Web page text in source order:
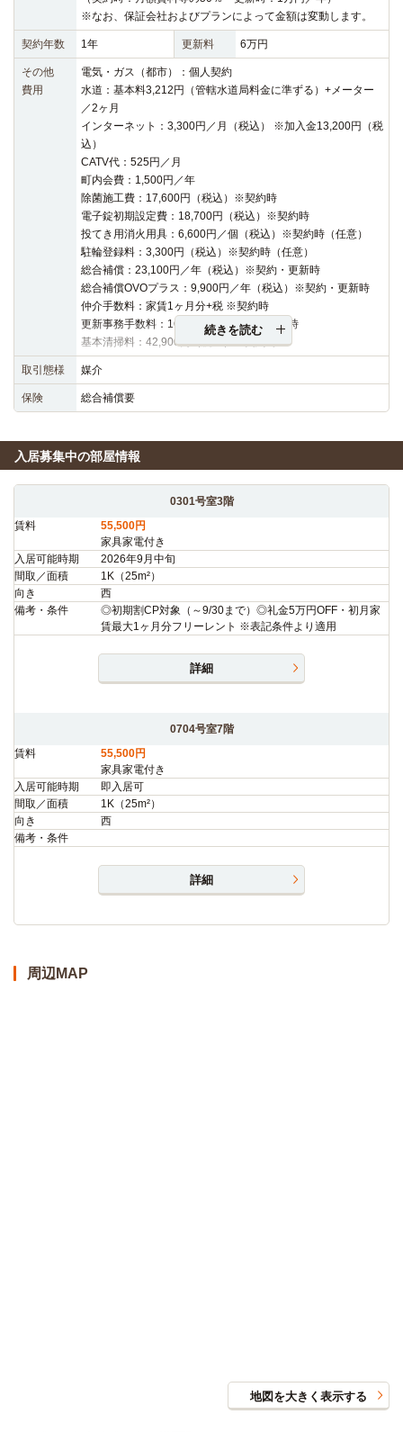
※なお、保証会社およびプランによって金額は変動します。
契約年数 1年 更新料 6万円
その他
費用
電気・ガス（都市）：個人契約
水道：基本料3,212円（管轄水道局料金に準ずる）+メーター
／2ヶ月
インターネット：3,300円／月（税込） ※加入金13,200円（税
込）
CATV代：525円／月
町内会費：1,500円／年
除菌施工費：17,600円（税込）※契約時
電子錠初期設定費：18,700円（税込）※契約時
投てき用消火用具：6,600円／個（税込）※契約時（任意）
駐輪登録料：3,300円（税込）※契約時（任意）
総合補償：23,100円／年（税込）※契約・更新時
総合補償OVOプラス：9,900円／年（税込）※契約・更新時
仲介手数料：家賃1ヶ月分+税 ※契約時
更新事務手数料：16,500円（税込）※更新時
基本清掃料：42,900円（税込）※契約時
続きを読む
取引態様 媒介
保険 総合補償要
入居募集中の部屋情報
0301号室3階
賃料
55,500円
家具家電付き
入居可能時期
2026年9月中旬
間取／面積
1K（25m²）
向き
西
備考・条件
◎初期割CP対象（～9/30まで）◎礼金5万円OFF・初月家
賃最大1ヶ月分フリーレント ※表記条件より適用
詳細
0704号室7階
賃料
55,500円
家具家電付き
入居可能時期
即入居可
間取／面積
1K（25m²）
向き
西
備考・条件
詳細
周辺MAP
地図を大きく表示する